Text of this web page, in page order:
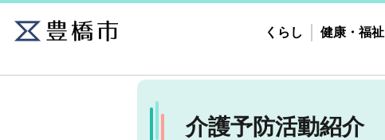
くらし 健康・福祉
介護予防活動紹介